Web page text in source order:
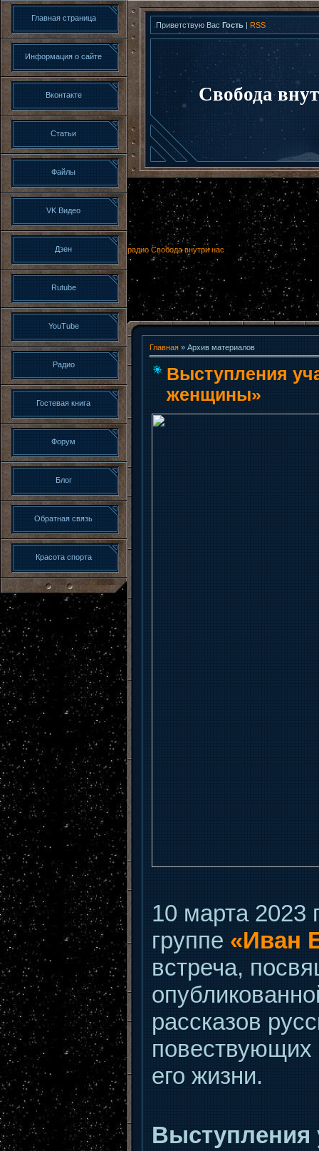
Главная страница
Информация о сайте
Вконтакте
Статьи
Файлы
VK Видео
Дзен
Rutube
YouTube
Радио
Гостевая книга
Форум
Блог
Обратная связь
Красота спорта
Приветствую Вас Гость | RSS
Свобода
радио Свобода внутри нас
Главная » Архив материалов
Выступления
женщины»
10 марта
группе «Иван
встреча,
рассказов
его жизни.
Выступления